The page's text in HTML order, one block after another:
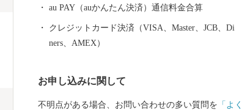
れらの地域産業を支えているのが重要港湾釧路港や釧
路空港であり、現在整備が進められている北海道横断
とする世界的にも貴重で魅力あふれる地域資源が豊富
au PAY（auかんたん決済）通信料金合算
クレジットカード決済（VISA、Master、JCB、Di
ners、AMEX）
お申し込みに関して
不明点がある場合、お問い合わせの多い質問を 「よく